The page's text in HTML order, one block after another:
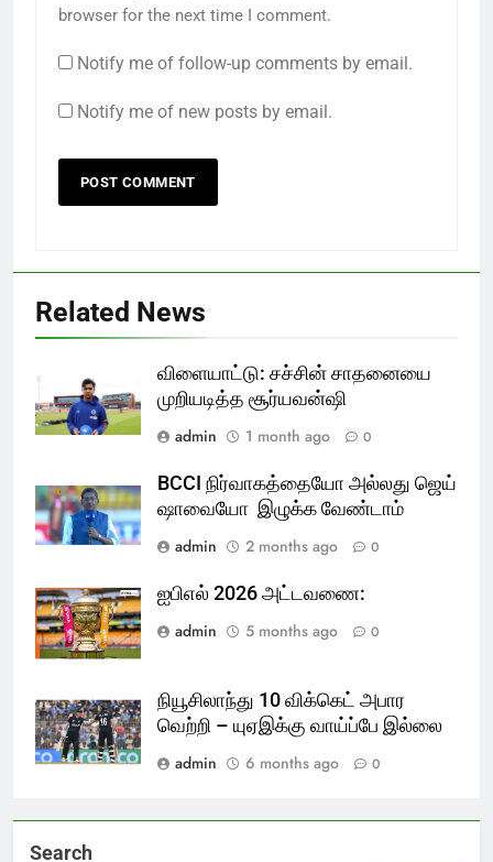
browser for the next time I comment.
Notify me of follow-up comments by email.
Notify me of new posts by email.
Related News
விளையாட்டு: சச்சின் சாதனையை
முறியடித்த சூர்யவன்ஷி
admin
1 month ago 0
BCCI நிர்வாகத்தையோ அல்லது ஜெய்
ஷாவையோ இழுக்க வேண்டாம்
admin
2 months ago 0
ஐபிஎல் 2026 அட்டவணை:
admin
5 months ago 0
நியூசிலாந்து 10 விக்கெட் அபார
வெற்றி – யுஏஇக்கு வாய்ப்பே இல்லை
admin
6 months ago 0
Search